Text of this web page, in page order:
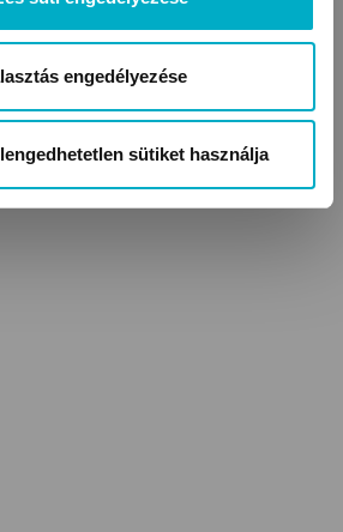
engedélyezése
sütiket használja